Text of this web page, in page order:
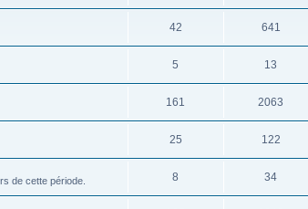
42 641
5 13
161 2063
25 122
de cette période. 8 34